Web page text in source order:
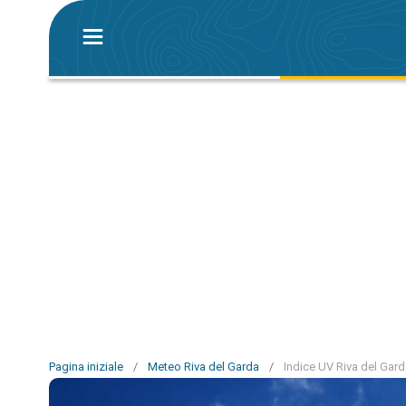
Pagina iniziale / Meteo Riva del Garda / Indice UV Riva del